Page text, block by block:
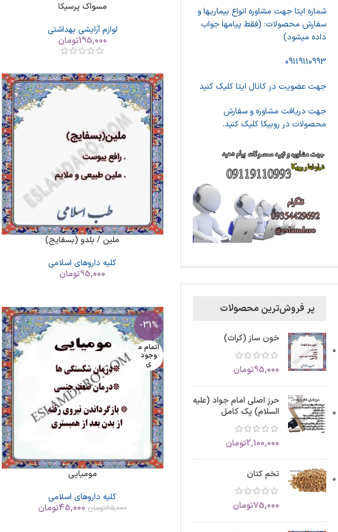
شماره ایتا جهت مشاوره انواع بیماریها و
سفارش محصولات: (فقط پیامها جواب
داده میشود)
09119110993
جهت عضویت در کانال ایتا کلیک کنید
جهت دریافت مشاوره و سفارش
محصولات در روبیکا کلیک کنید.
پر فروش‌ترین محصولات
خون ساز (کراث)
95,000تومان
حرز اصلی امام جواد (علیه
السلام) پک کامل
2,100,000تومان
تخم کتان
75,000تومان
مسواک پرسیکا
لوازم آرایشی بهداشتی
195,000تومان
ملین / بلدو (بسفایج)
کلیه داروهای اسلامی
95,000تومان
-31%
اتمام م
وجود
ی
مومیایی
کلیه داروهای اسلامی
65,000تومان 45,000تومان